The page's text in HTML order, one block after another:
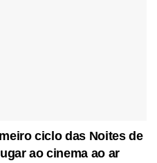
ciclo das Noites de
ao cinema ao ar